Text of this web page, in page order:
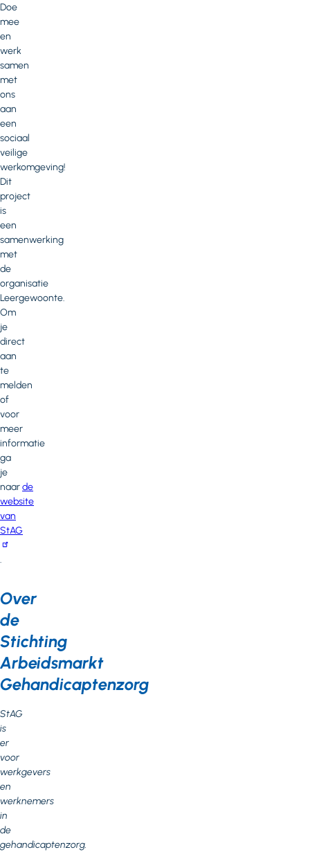
Doe
mee
en
werk
samen
met
ons
aan
een
sociaal
veilige
werkomgeving!
Dit
project
is
een
samenwerking
met
de
organisatie
Leergewoonte.
Om
je
direct
aan
te
melden
of
voor
meer
informatie
ga
je
naarde
website
van
StAG
.
Over
de
Stichting
Arbeidsmarkt
Gehandicaptenzorg
StAG
is
er
voor
werkgevers
en
werknemers
in
de
gehandicaptenzorg.